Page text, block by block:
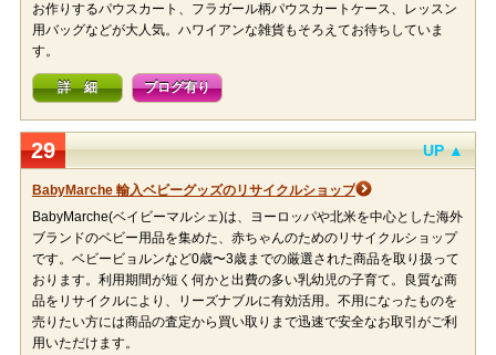
お作りするパウスカート、フラガール柄パウスカートケース、レッスン
用バッグなどが大人気。ハワイアンな雑貨もそろえてお待ちしていま
す。
詳 細 ブログ有り
29 UP ▲
BabyMarche 輸入ベビーグッズのリサイクルショップ
BabyMarche(ベイビーマルシェ)は、ヨーロッパや北米を中心とした海外
ブランドのベビー用品を集めた、赤ちゃんのためのリサイクルショップ
です。ベビービョルンなど0歳〜3歳までの厳選された商品を取り扱って
おります。利用期間が短く何かと出費の多い乳幼児の子育て。良質な商
品をリサイクルにより、リーズナブルに有効活用。不用になったものを
売りたい方には商品の査定から買い取りまで迅速で安全なお取引がご利
用いただけます。